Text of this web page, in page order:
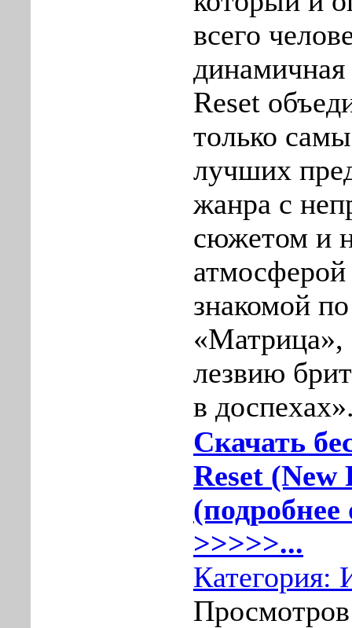
всего
динамичная
Reset
только
лучших
жанра с
сюжетом и
атмосферой
знакомой
лезвию
в
Скачать
Reset (New
(подробнее
>>>>>...
Категория: